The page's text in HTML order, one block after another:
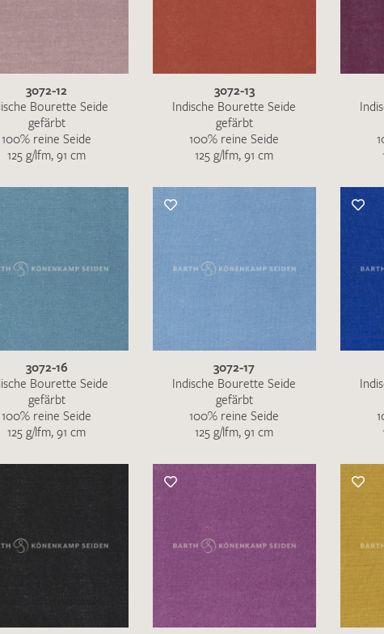
Leider ist das Kontaktformular zum aktuellen
schreiben Sie eine E-Mail mit ihren Kontaktdaten
Wir arbeiten schnellstmöglich an einer Lösung –
Ich bin damit einverstanden, dass meine angegebenen
genutzt werden. DieDatenschutzbestimmungen habe ich
3072-12
Bourette Seide
gefärbt
100% reine Seide
125 g/lfm, 91 cm
3072-13
Indische Bourette Seide
gefärbt
100% reine Seide
125 g/lfm, 91 cm
3072-16
Bourette Seide
gefärbt
100% reine Seide
125 g/lfm, 91 cm
3072-17
Indische Bourette Seide
gefärbt
100% reine Seide
125 g/lfm, 91 cm